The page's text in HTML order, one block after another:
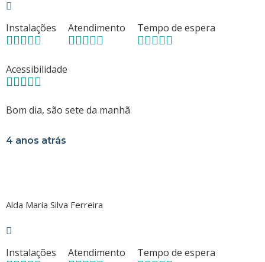
Instalações Atendimento Tempo de espera
Acessibilidade
Bom dia, são sete da manhã
4 anos atrás
Alda Maria Silva Ferreira
Instalações Atendimento Tempo de espera